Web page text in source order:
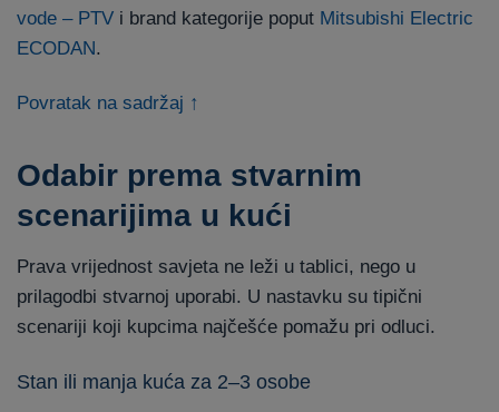
vode – PTV i brand kategorije poput Mitsubishi Electric
ECODAN.
Povratak na sadržaj ↑
Odabir prema stvarnim
scenarijima u kući
Prava vrijednost savjeta ne leži u tablici, nego u
prilagodbi stvarnoj uporabi. U nastavku su tipični
scenariji koji kupcima najčešće pomažu pri odluci.
Stan ili manja kuća za 2–3 osobe